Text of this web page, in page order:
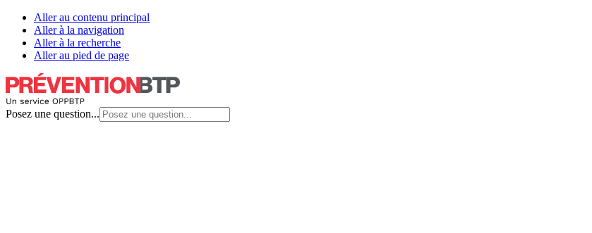
Aller au contenu principal
Aller à la navigation
Aller à la recherche
Aller au pied de page
Posez une question...